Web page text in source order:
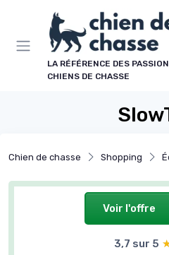
LA RÉFÉRENCE DES
CHIENS DE CHASSE
Chien de chasse Shopping
Voir l'offre
3,7 sur 5
Panneau de gestion des cookies